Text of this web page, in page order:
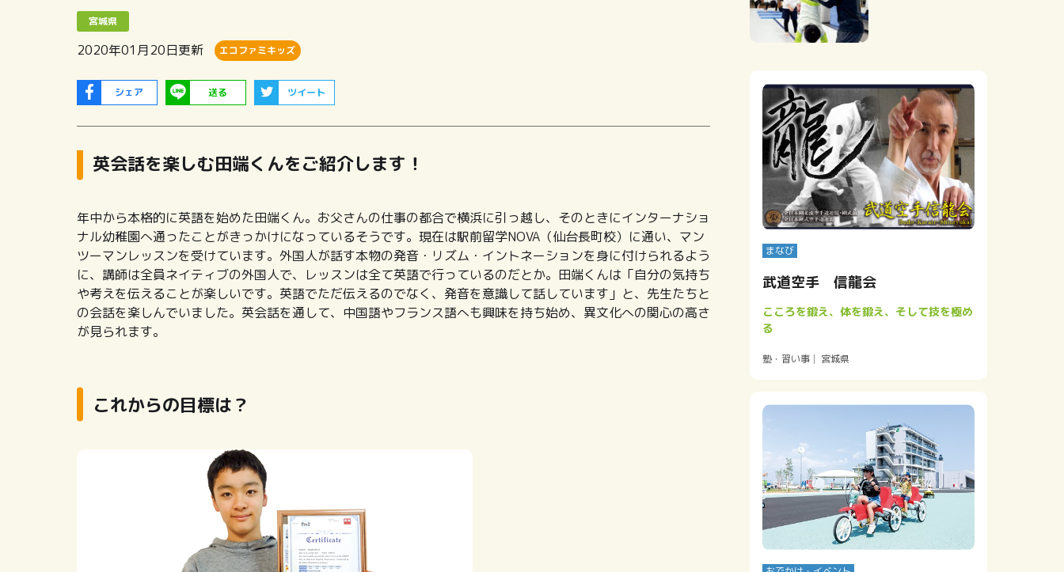
宮城県
2020年01月20日更新 エコファミキッズ
シェア 送る ツイート
英会話を楽しむ田端くんをご紹介します！
年中から本格的に英語を始めた田端くん。お父さんの仕事の都合で横浜に引っ越し、そのときにインターナショ
ナル幼稚園へ通ったことがきっかけになっているそうです。現在は駅前留学NOVA（仙台長町校）に通い、マン
ツーマンレッスンを受けています。外国人が話す本物の発音・リズム・イントネーションを身に付けられるよう
に、講師は全員ネイティブの外国人で、レッスンは全て英語で行っているのだとか。田端くんは「自分の気持ち
や考えを伝えることが楽しいです。英語でただ伝えるのでなく、発音を意識して話しています」と、先生たちと
の会話を楽しんでいました。英会話を通して、中国語やフランス語へも興味を持ち始め、異文化への関心の高さ
が見られます。
これからの目標は？
まなび
武道空手 信龍会
こころを鍛え、体を鍛え、そして技を極め
る
塾・習い事 宮城県